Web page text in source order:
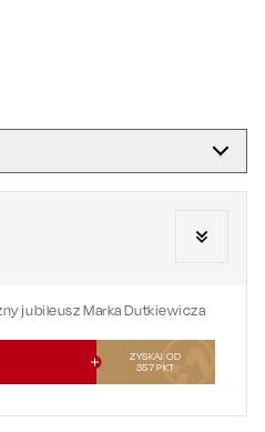
jubileusz Marka Dutkiewicza
ZYSKAJ OD
357PKT